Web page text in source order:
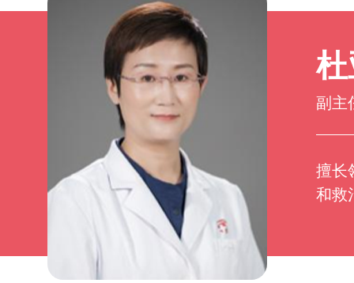
副主
擅长
和救